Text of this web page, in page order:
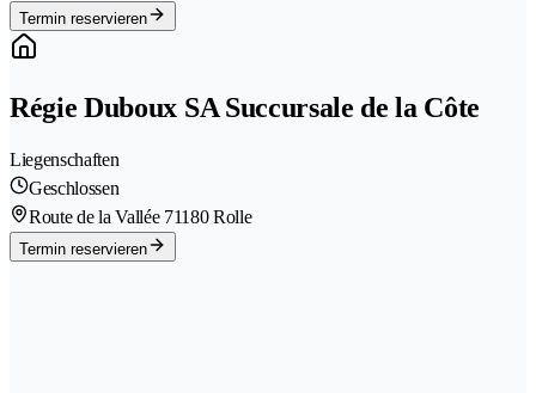
Termin reservieren
Régie Duboux SA Succursale de la Côte
Liegenschaften
Geschlossen
Route de la Vallée 71180 Rolle
Termin reservieren